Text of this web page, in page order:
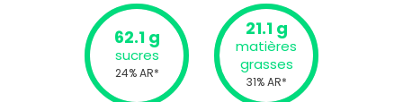
62.1 g
sucres
24% AR*
21.1 g
matières
grasses
31% AR*